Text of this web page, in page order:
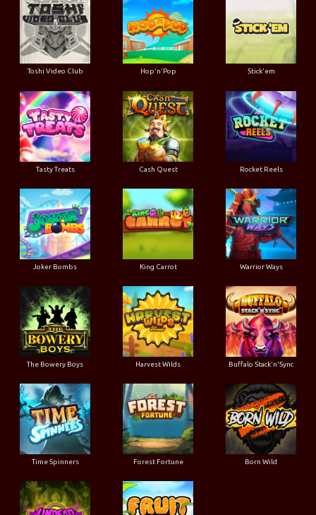
Toshi Video Club Hop'n'Pop Stick'em
Tasty Treats Cash Quest Rocket Reels
Joker Bombs King Carrot Warrior Ways
The Bowery Boys Harvest Wilds Buffalo Stack'n'Sync
Time Spinners Forest Fortune Born Wild